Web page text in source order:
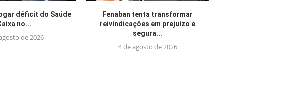
déficit do Saúde
no...
de 2026
Fenaban tenta transformar
reivindicações em prejuízo e
segura...
4 de agosto de 2026